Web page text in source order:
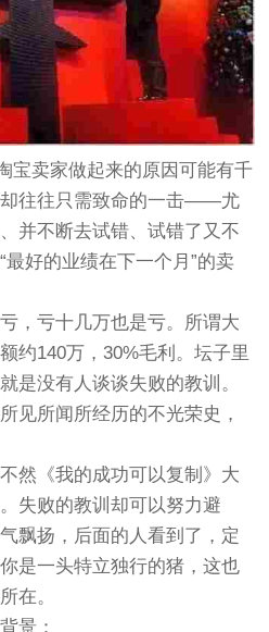
宝卖家做起来的原因可能有千
往往只需致命的一击——尤
并不断去试错、试错了又不
好的业绩在下一个月”的卖
，亏十几万也是亏。所谓大
约140万，30%毛利。坛子里
是没有人谈谈失败的教训。
见所闻所经历的不光荣史，
然《我的成功可以复制》大
失败的教训却可以努力避
飘扬，后面的人看到了，定
是一头特立独行的猪，这也
在。
景：